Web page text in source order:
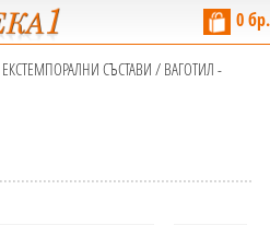
0 бр.
ЕКСТЕМПОРАЛНИ СЪСТАВИ / ВАГОТИЛ -